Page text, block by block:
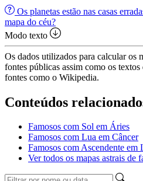
Os planetas estão nas casas
mapa do céu?
Modo texto
Os dados utilizados para calcular os
fontes públicas assim como os
fontes como o Wikipedia.
Conteúdos
Famosos com Sol em Áries
Famosos com Lua em Câncer
Famosos com Ascendente em
Ver todos os mapas astrais de